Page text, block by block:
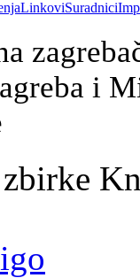
LinkoviSuradnici
i